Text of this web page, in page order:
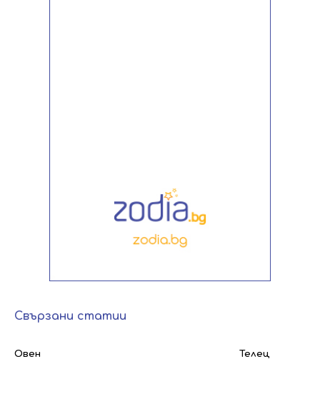
Свързани статии
Овен Телец